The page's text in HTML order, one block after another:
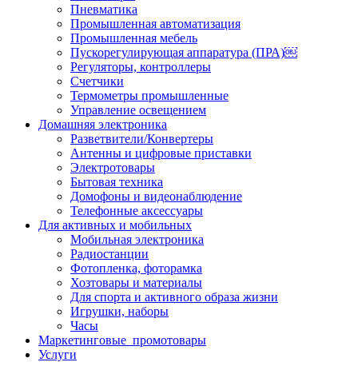
Пневматика
Промышленная автоматизация
Промышленная мебель
Пускорегулирующая аппаратура (ПРА)￼
Регуляторы, контроллеры
Счетчики
Термометры промышленные
Управление освещением
Домашняя электроника
Разветвители/Конвертеры
Антенны и цифровые приставки
Электротовары
Бытовая техника
Домофоны и видеонаблюдение
Телефонные аксессуары
Для активных и мобильных
Мобильная электроника
Радиостанции
Фотопленка, фоторамка
Хозтовары и материалы
Для спорта и активного образа жизни
Игрушки, наборы
Часы
Маркетинговые_промотовары
Услуги